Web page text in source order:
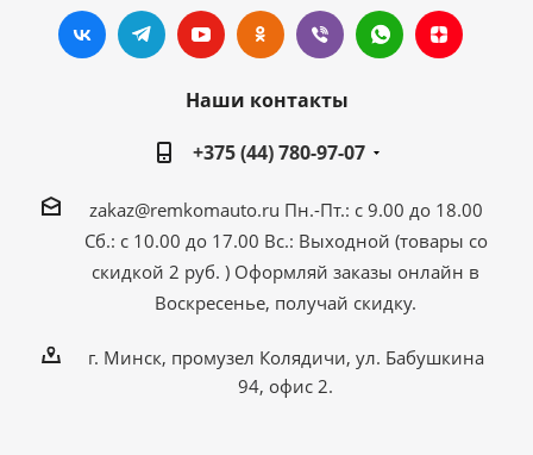
Наши контакты
+375 (44) 780-97-07
zakaz@remkomauto.ru Пн.-Пт.: с 9.00 до 18.00
Сб.: с 10.00 до 17.00 Вс.: Выходной (товары со
скидкой 2 руб. ) Оформляй заказы онлайн в
Воскресенье, получай скидку.
г. Минск, промузел Колядичи, ул. Бабушкина
94, офис 2.